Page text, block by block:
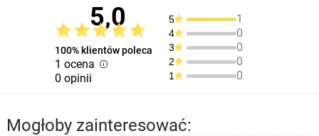
5,0
100% klientów poleca
1 ocena
0 opinii
5 1
4 0
3 0
2 0
1 0
Mogłoby zainteresować: